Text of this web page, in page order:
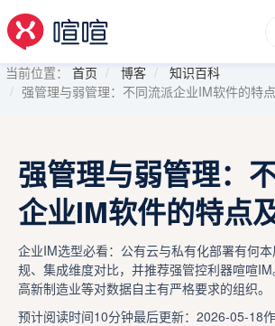
当前位置： 首页 博客
知识百科
强管理与弱管理：不同流派企业IM软件的特
强管理与弱管理：
企业IM软件的特点
企业IM选型必看：公有云与私有化部署有何
规、集成维度对比，并推荐强管控利器喧喧IM
高新制造业等对数据自主有严格要求的组织。
预计阅读时间10分钟最后更新：2026-05-18